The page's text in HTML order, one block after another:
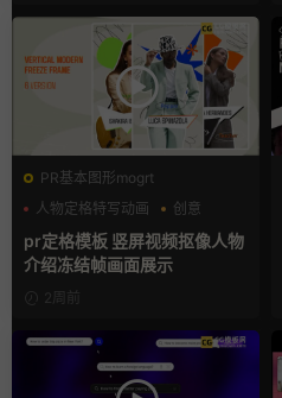
PR基本图形mogrt
人物定格特写动画
创意
动态海报
pr定格模板 竖屏视频抠像人物
介绍冻结帧画面展示
2周前